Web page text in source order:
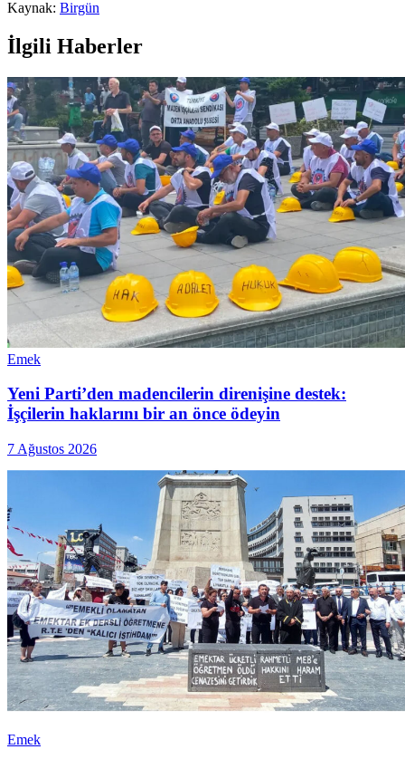
Kaynak: Birgün
İlgili Haberler
Emek
Yeni Parti’den madencilerin direnişine destek:
İşçilerin haklarını bir an önce ödeyin
7 Ağustos 2026
Emek